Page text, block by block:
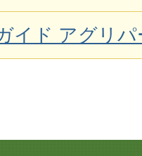
イド アグリパ